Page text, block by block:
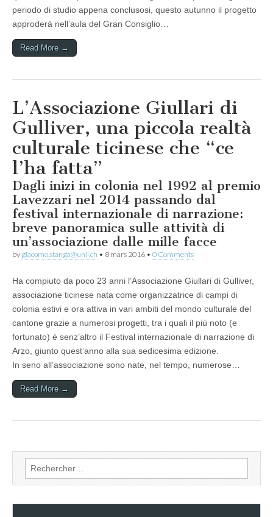
periodo di studio appena conclusosi, questo autunno il progetto
approderà nell’aula del Gran Consiglio…
Read More →
L’Associazione Giullari di
Gulliver, una piccola realtà
culturale ticinese che “ce
l’ha fatta”
Dagli inizi in colonia nel 1992 al premio
Lavezzari nel 2014 passando dal
festival internazionale di narrazione:
breve panoramica sulle attività di
un’associazione dalle mille facce
by giacomo.stanga@unil.ch • 8 mars 2016 • 0 Comments
Ha compiuto da poco 23 anni l’Associazione Giullari di Gulliver,
associazione ticinese nata come organizzatrice di campi di
colonia estivi e ora attiva in vari ambiti del mondo culturale del
cantone grazie a numerosi progetti, tra i quali il più noto (e
fortunato) è senz’altro il Festival internazionale di narrazione di
Arzo, giunto quest’anno alla sua sedicesima edizione.
In seno all’associazione sono nate, nel tempo, numerose…
Read More →
Rechercher :